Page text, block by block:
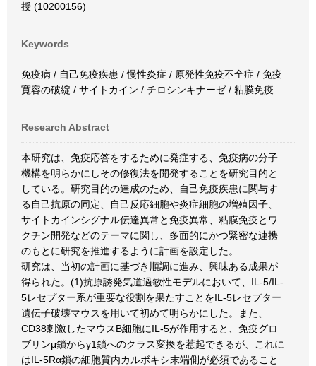
授 (10200156)
Keywords
免疫病 / 自己免疫疾患 / 慢性炎症 / 原発性免疫不全症 / 免疫
寛容の破綻 / サイトカイン / チロシンキナーゼ / 粘膜免疫
Research Abstract
本研究は、免疫応答をするために発症する、免疫病の分子
機構を明らかにしその修復法を開発することを研究目的と
している。研究目的の達成のため、自己免疫疾患に関与す
る自己抗原の同定、自己反応細胞や炎症細胞の増殖因子、
サイトカインシグナル伝達異常と免疫異常、粘膜免疫とワ
クチン開発などのテーマに関し、多面的にかつ緊密な連携
のもとに研究を推進するように計画を設定した。
研究は、当初の計画に基づき順調に進み、興味ある成果が
得られた。(1)抗原誘発気道過敏性モデルにおいて、IL-5/IL-
5レセプター系が重要な役割を果たすことをIL-5レセプター
遺伝子破壊マウスを用いて初めて明らかにした。また、
CD38刺激したマウスB細胞にIL-5が作用すると、免疫グロ
ブリンμ鎖からγ1鎖へのクラス変換を惹起できるが、これに
はIL-5Rα鎖の細胞質内カルボキシ末端側が必須であること